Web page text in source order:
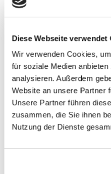
Diese Webseite verwendet
Wir verwenden Cookies,
für soziale Medien
analysieren. Außerdem
Website an unsere Partner
Unsere Partner führen
zusammen, die Sie ihnen
Nutzung der Dienste
Hier
Betrieb,
ganz